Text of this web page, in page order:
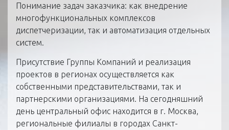
Понимание задач заказчика: как внедрение
многофункциональных комплексов
диспетчеризации, так и автоматизация отдельных
систем.
Присутствие Группы Компаний и реализация
проектов в регионах осуществляется как
собственными представительствами, так и
партнерскими организациями. На сегодняшний
день центральный офис находится в г. Москва,
региональные филиалы в городах Санкт-